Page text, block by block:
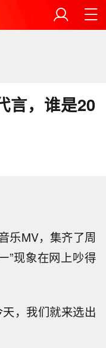
言，谁是20
乐MV，集齐了周
”现象在网上吵得
，我们就来选出